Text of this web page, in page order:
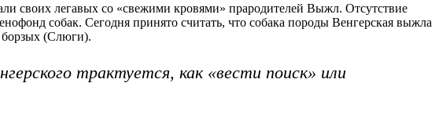
своих легавых со «свежими кровями» прародителей Выжл. Отсутствие
собак. Сегодня принято считать, что собака породы Венгерская выжла
борзых (Слюги).
трактуется, как «вести поиск» или